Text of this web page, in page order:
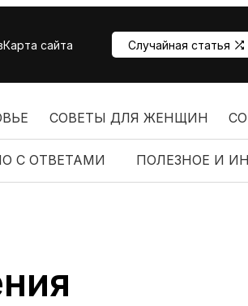
Карта сайта Случайная статья
СОВЕТЫ ДЛЯ ЖЕНЩИН
С ОТВЕТАМИ ПОЛЕЗНОЕ И